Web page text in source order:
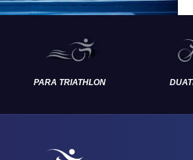
PARA TRIATHLON